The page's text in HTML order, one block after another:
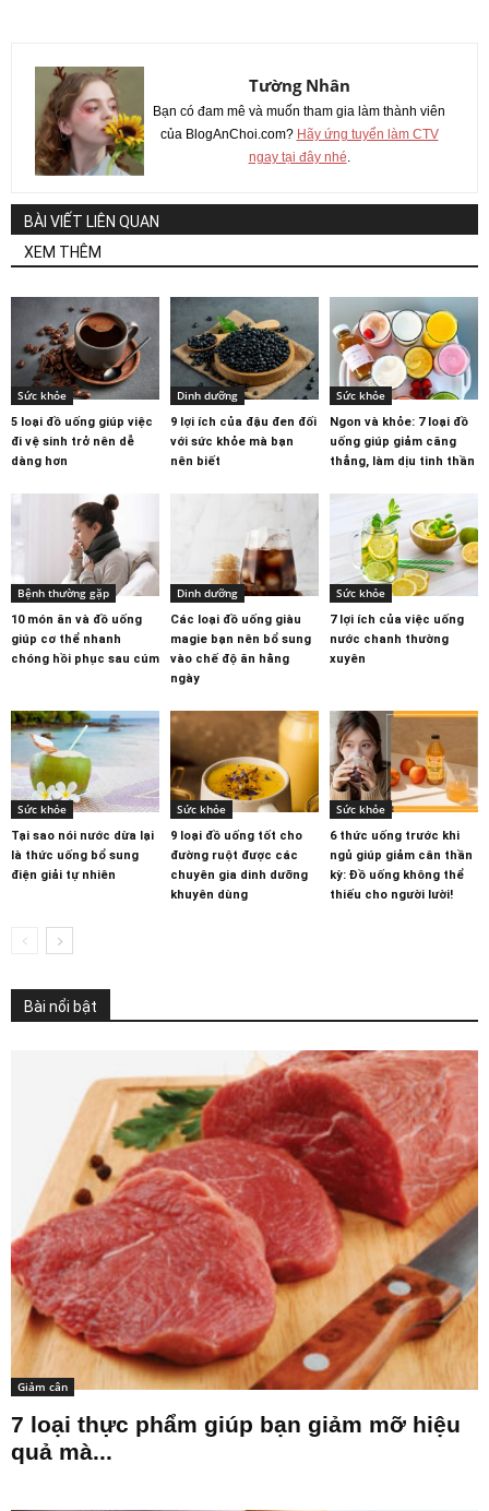
Tường Nhân
Bạn có đam mê và muốn tham gia làm thành viên
của BlogAnChoi.com? Hãy ứng tuyển làm CTV
ngay tại đây nhé
BÀI VIẾT LIÊN QUAN
XEM THÊM
Sức khỏe
5 loại đồ uống giúp việc
đi vệ sinh trở nên dễ
dàng hơn
Dinh dưỡng
9 lợi ích của đậu đen đối
với sức khỏe mà bạn
nên biết
Sức khỏe
Ngon và khỏe: 7 loại đồ
uống giúp giảm căng
thẳng, làm dịu tinh thần
Bệnh thường gặp
10 món ăn và đồ uống
giúp cơ thể nhanh
chóng hồi phục sau cúm
Dinh dưỡng
Các loại đồ uống giàu
magie bạn nên bổ sung
vào chế độ ăn hằng
ngày
Sức khỏe
7 lợi ích của việc uống
nước chanh thường
xuyên
Sức khỏe
Tại sao nói nước dừa lại
là thức uống bổ sung
điện giải tự nhiên
Sức khỏe
9 loại đồ uống tốt cho
đường ruột được các
chuyên gia dinh dưỡng
khuyên dùng
Sức khỏe
6 thức uống trước khi
ngủ giúp giảm cân thần
kỳ: Đồ uống không thể
thiếu cho người lười!
Bài nổi bật
Giảm cân
7 loại thực phẩm giúp bạn giảm mỡ hiệu
quả mà...